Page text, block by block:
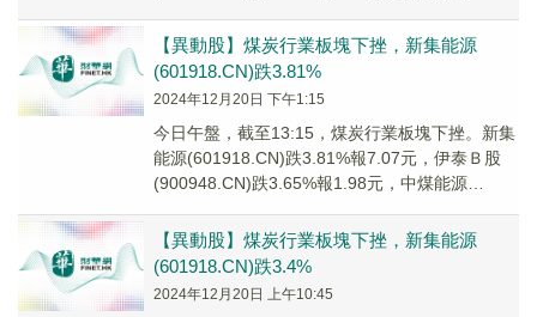
【異動股】煤炭行業板塊下挫，新集能源
(601918.CN)跌3.81%
2024年12月20日 下午1:15
今日午盤，截至13:15，煤炭行業板塊下挫。新集
能源(601918.CN)跌3.81%報7.07元，伊泰Ｂ股
(900948.CN)跌3.65%報1.98元，中煤能源
【異動股】煤炭行業板塊下挫，新集能源
(601918.CN)跌3.4%
2024年12月20日 上午10:45